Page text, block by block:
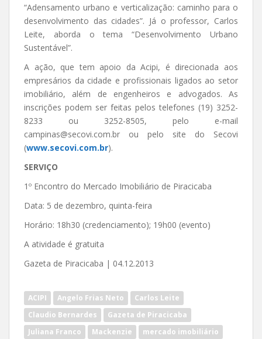
“Adensamento urbano e verticalização: caminho para o
desenvolvimento das cidades”. Já o professor, Carlos
Leite, aborda o tema “Desenvolvimento Urbano
Sustentável”.
A ação, que tem apoio da Acipi, é direcionada aos
empresários da cidade e profissionais ligados ao setor
imobiliário, além de engenheiros e advogados. As
inscrições podem ser feitas pelos telefones (19) 3252-
8233 ou 3252-8505, pelo e-mail
campinas@secovi.com.br ou pelo site do Secovi
(www.secovi.com.br).
SERVIÇO
1º Encontro do Mercado Imobiliário de Piracicaba
Data: 5 de dezembro, quinta-feira
Horário: 18h30 (credenciamento); 19h00 (evento)
A atividade é gratuita
Gazeta de Piracicaba | 04.12.2013
ACIPI Angelo Frias Neto
Carlos Leite
Claudio Bernardes
Gazeta de Piracicaba
Juliana Franco
Mackenzie mercado imobiliário